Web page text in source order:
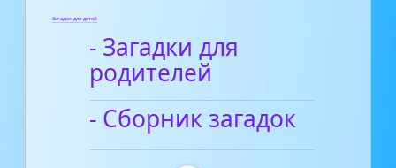
Загадки для детей
- Загадки для
родителей
- Сборник загадок